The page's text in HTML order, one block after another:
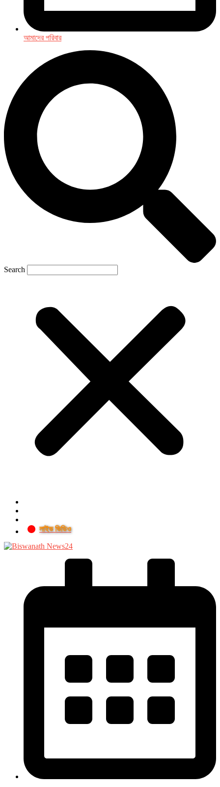
আমাদের পরিবার
Search
লাইভ ভিডিও